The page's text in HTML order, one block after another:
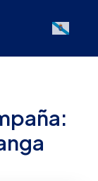
Galician